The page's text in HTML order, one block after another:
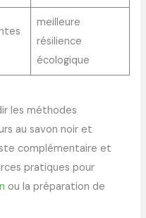
meilleure
résilience
écologique
les méthodes
au savon noir et
complémentaire et
pratiques pour
ou la préparation de